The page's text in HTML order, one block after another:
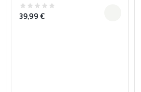
0
39,99€